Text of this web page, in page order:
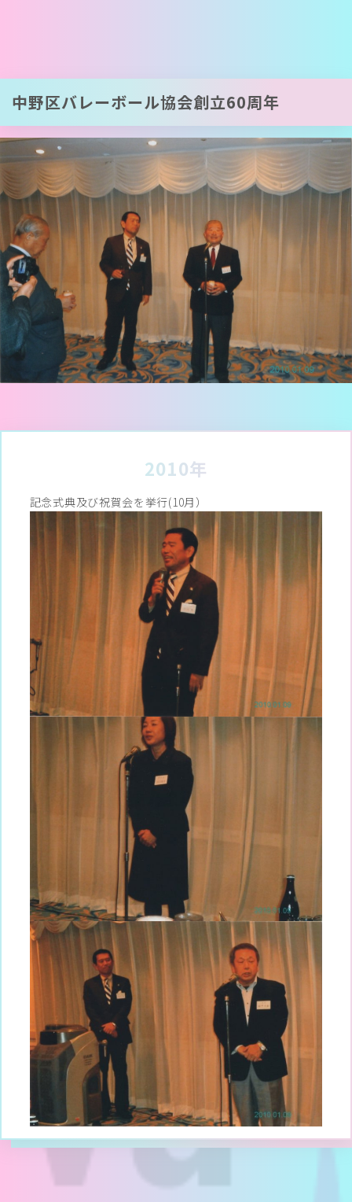
中野区バレーボール協会創立60周年
2010年
記念式典及び祝賀会を挙行(10月）